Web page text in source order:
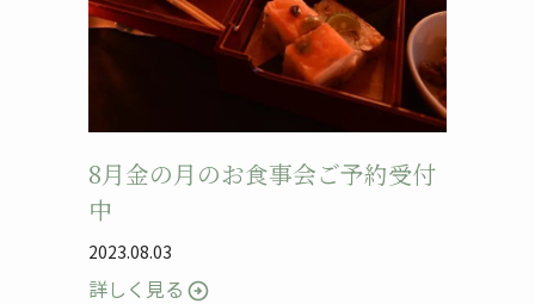
8月金の月のお食事会ご予約受付
中
2023.08.03
詳しく見る arrow_circle_right